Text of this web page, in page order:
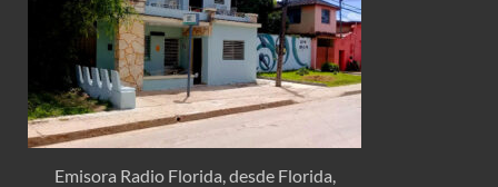
Emisora Radio Florida, desde Florida,